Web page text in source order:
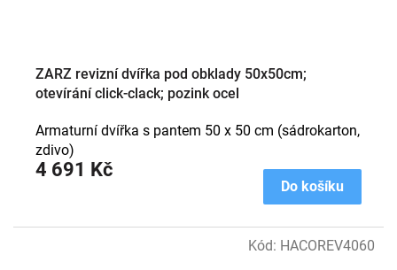
ZARZ revizní dvířka pod obklady 50x50cm;
otevírání click-clack; pozink ocel
4 691 Kč
Do košíku
Armaturní dvířka s pantem 50 x 50 cm (sádrokarton,
zdivo)
Kód: HACOREV4060